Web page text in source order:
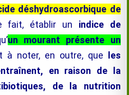
déshydroascorbique de
fait, établir un indice de
un mourant présente un
à noter, en outre, que les
en raison de la
de la nutrition